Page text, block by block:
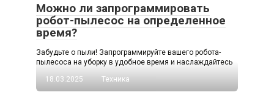
Можно ли запрограммировать
робот-пылесос на определенное
время?
Забудьте о пыли! Запрограммируйте вашего робота-
пылесоса на уборку в удобное время и наслаждайтесь
18.03.2025
Техника